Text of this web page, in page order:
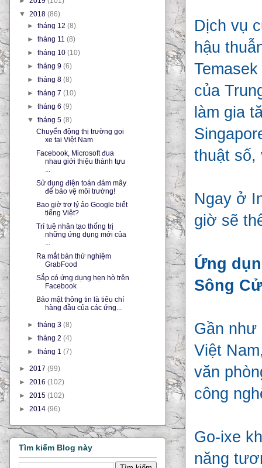
Dịch vụ
hậu
của
làm gia
thuật số,
Ngay ở
giờ sẽ
Ứng
Sông
Gần như
Việt
văn
công
Go-ixe
năng
▼ 2018 (86)
►tháng 12(8)
►tháng 11(8)
►tháng 10(10)
►tháng 9(6)
►tháng 8(8)
►tháng 7(10)
►tháng 6(9)
▼tháng 5(8)
Chuyển động thị trường gọi
xe tại Việt Nam
Facebook, Microsoft đua
nhau giới thiệu thành tựu
Sử dụng điện toán đám mây
để bảo vệ môi trường!
Bao giờ trợ lý ảo Google biết
tiếng Việt?
Trí tuệ nhân tạo thống trị
những ứng dụng mới của
Ra mắt bản thử nghiệm
GrabFood
Sắp có ứng dụng hẹn hò trên
Facebook
Bảo mật thông tin là tiêu chí
hàng đầu của các ứng...
►tháng 3(8)
►tháng 2(4)
►tháng 1(7)
► 2017 (99)
► 2016 (102)
► 2015 (102)
► 2014 (96)
Tìm kiếm Blog này